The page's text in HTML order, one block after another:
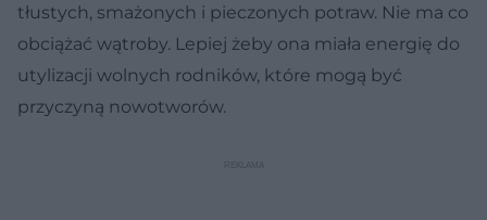
tłustych, smażonych i pieczonych potraw. Nie ma co
obciążać wątroby. Lepiej żeby ona miała energię do
utylizacji wolnych rodników, które mogą być
przyczyną nowotworów.